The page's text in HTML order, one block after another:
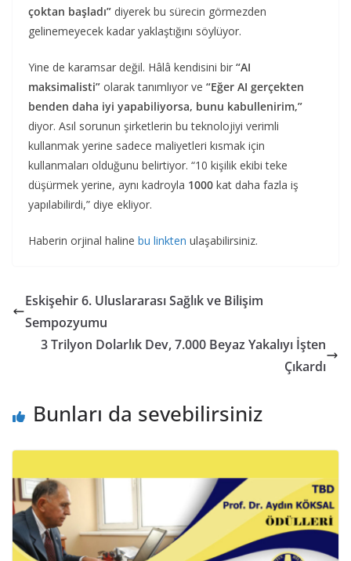
çoktan başladı” diyerek bu sürecin görmezden
gelinemeyecek kadar yaklaştığını söylüyor.
Yine de karamsar değil. Hâlâ kendisini bir “AI
maksimalisti” olarak tanımlıyor ve “Eğer AI gerçekten
benden daha iyi yapabiliyorsa, bunu kabullenirim,”
diyor. Asıl sorunun şirketlerin bu teknolojiyi verimli
kullanmak yerine sadece maliyetleri kısmak için
kullanmaları olduğunu belirtiyor. “10 kişilik ekibi teke
düşürmek yerine, aynı kadroyla 1000 kat daha fazla iş
yapılabilirdi,” diye ekliyor.
Haberin orjinal haline bu linkten ulaşabilirsiniz.
Eskişehir 6. Uluslararası Sağlık ve Bilişim
Sempozyumu
3 Trilyon Dolarlık Dev, 7.000 Beyaz Yakalıyı İşten
Çıkardı
Bunları da sevebilirsiniz